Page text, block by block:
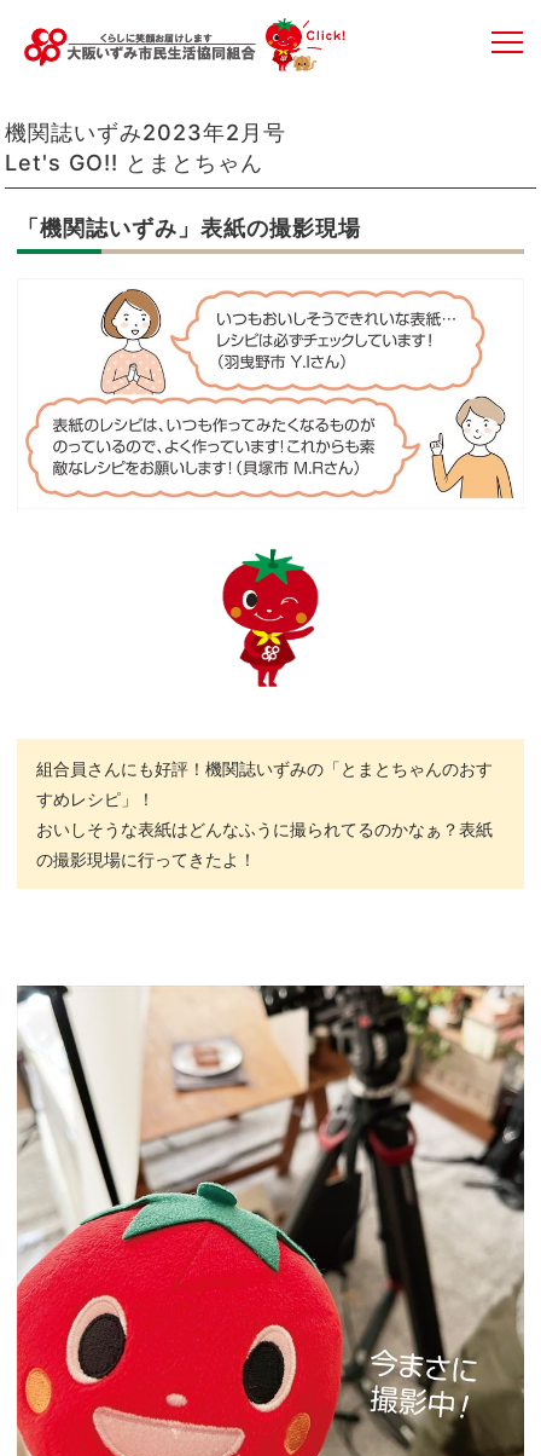
機関誌いずみ2023年2月号
Let's GO!! とまとちゃん
「機関誌いずみ」表紙の撮影現場
組合員さんにも好評！機関誌いずみの「とまとちゃんのおす
すめレシピ」！
おいしそうな表紙はどんなふうに撮られてるのかなぁ？表紙
の撮影現場に行ってきたよ！